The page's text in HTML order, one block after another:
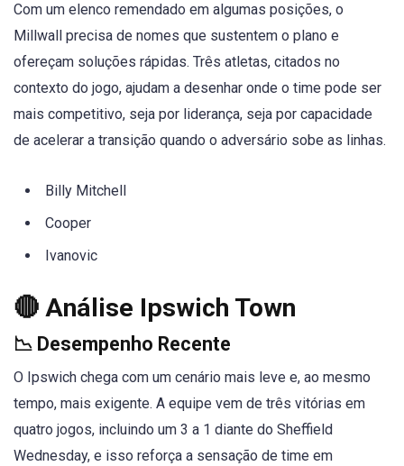
Com um elenco remendado em algumas posições, o
Millwall precisa de nomes que sustentem o plano e
ofereçam soluções rápidas. Três atletas, citados no
contexto do jogo, ajudam a desenhar onde o time pode ser
mais competitivo, seja por liderança, seja por capacidade
de acelerar a transição quando o adversário sobe as linhas.
Billy Mitchell
Cooper
Ivanovic
🔴 Análise Ipswich Town
📉 Desempenho Recente
O Ipswich chega com um cenário mais leve e, ao mesmo
tempo, mais exigente. A equipe vem de três vitórias em
quatro jogos, incluindo um 3 a 1 diante do Sheffield
Wednesday, e isso reforça a sensação de time em